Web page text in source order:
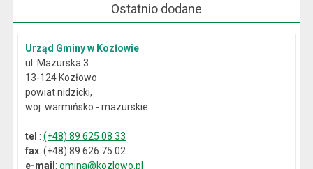
Ostatnio dodane
Urząd Gminy w Kozłowie
ul. Mazurska 3
13-124 Kozłowo
powiat nidzicki,
woj. warmińsko - mazurskie
tel .:(+48) 89 625 08 33
fax: (+48) 89 626 75 02
e-mail:gmina@kozlowo.pl